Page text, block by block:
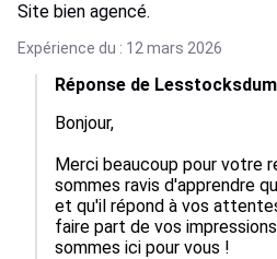
Site bien agencé.
Expérience du : 12 mars 2026
Réponse de
Bonjour,
Merci beaucoup pour votre
sommes ravis d'apprendre
et qu'il répond à vos
faire part de vos
sommes ici pour vous !